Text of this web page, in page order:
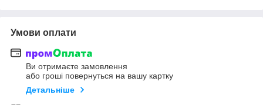
Умови оплати
Ви отримаєте замовлення
або гроші повернуться на вашу картку
Детальніше